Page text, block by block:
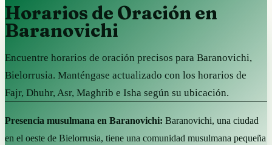
Horarios de Oración en
Baranovichi
Encuentre horarios de oración precisos para Baranovichi,
Bielorrusia. Manténgase actualizado con los horarios de
Fajr, Dhuhr, Asr, Maghrib e Isha según su ubicación.
Presencia musulmana en Baranovichi: Baranovichi, una ciudad
en el oeste de Bielorrusia, tiene una comunidad musulmana pequeña